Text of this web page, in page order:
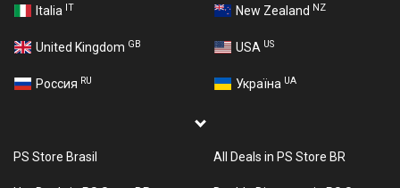
Italia IT New Zealand NZ
United Kingdom GB USA US
Россия RU Україна UA
PS Store Brasil All Deals in PS Store BR